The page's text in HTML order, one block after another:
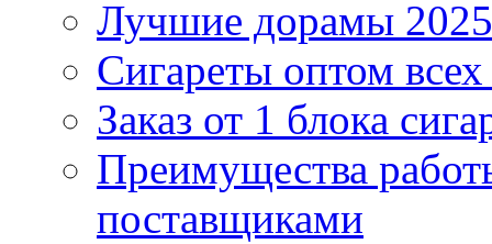
Лучшие дорамы
Сигареты оптом
Заказ от 1 блока
Преимущества
поставщиками